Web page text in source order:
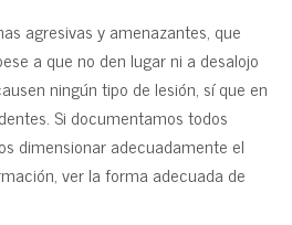
agresivas y amenazantes, que
a que no den lugar ni a desalojo
ningún tipo de lesión, sí que en
Si documentamos todos
dimensionar adecuadamente el
ver la forma adecuada de